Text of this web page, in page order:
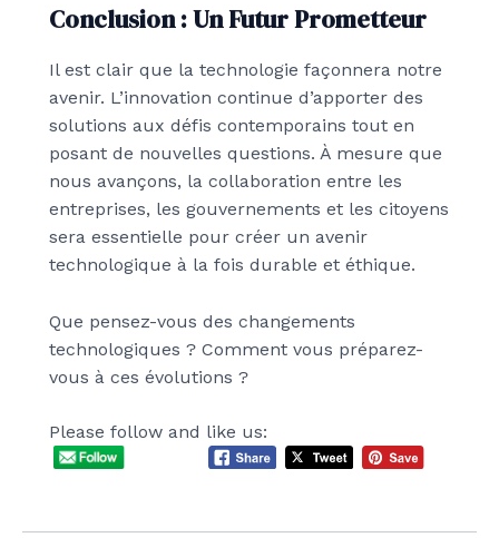
Conclusion : Un Futur Prometteur
Il est clair que la technologie façonnera notre
avenir. L’innovation continue d’apporter des
solutions aux défis contemporains tout en
posant de nouvelles questions. À mesure que
nous avançons, la collaboration entre les
entreprises, les gouvernements et les citoyens
sera essentielle pour créer un avenir
technologique à la fois durable et éthique.
Que pensez-vous des changements
technologiques ? Comment vous préparez-
vous à ces évolutions ?
Please follow and like us: